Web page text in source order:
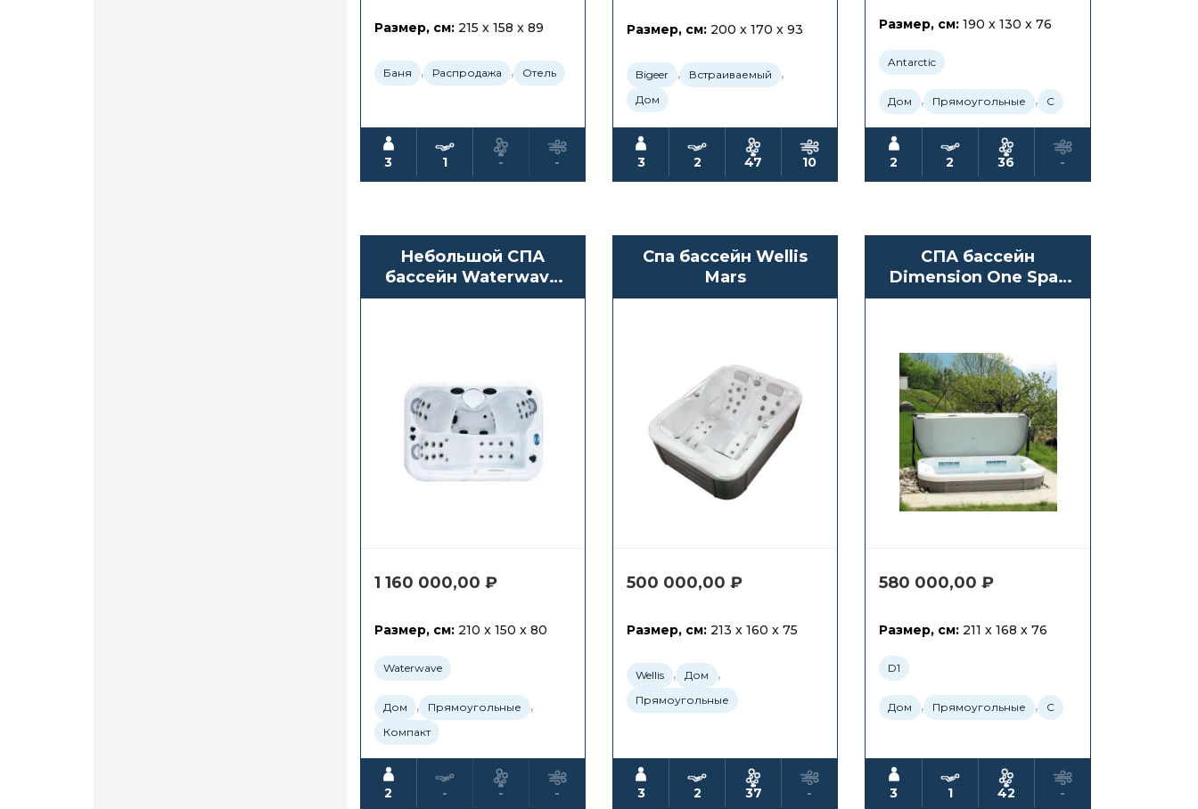
Размер, см:215 x 158 x 89
Баня , Распродажа , Отель
3 1 - -
Размер, см:200 x 170 x 93
Bigeer , Встраиваемый ,
Дом
3 2 47 10
Размер, см: 190 x 130 x 76
Antarctic
Дом , Прямоугольные , С
2 2 36 -
Небольшой СПА
бассейн Waterwave
Spas Turin
1 160 000,00 ₽
Размер, см:210 x 150 x 80
Waterwave
Дом , Прямоугольные ,
Компакт
2 - - -
Спа бассейн Wellis
Mars
500 000,00 ₽
Размер, см:213 x 160 x 75
Wellis , Дом ,
Прямоугольные
3 2 37 -
СПА бассейн
Dimension One Spas
Serenade
580 000,00₽
Размер, см: 211 x 168 x 76
D1
Дом , Прямоугольные , С
3 1 42 -